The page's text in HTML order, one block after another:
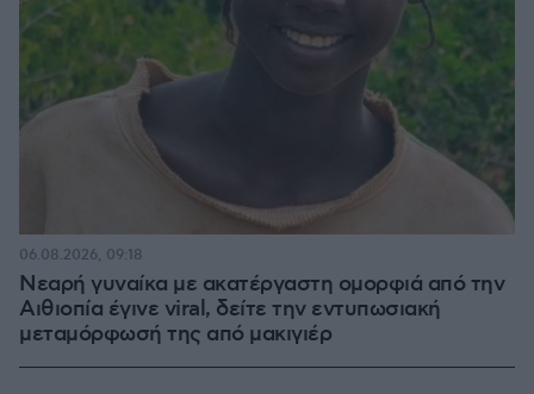
Νεαρή γυναίκα με ακατέργαστη ομορφιά από την
Αιθιοπία έγινε viral, δείτε την εντυπωσιακή
μεταμόρφωσή της από μακιγιέρ
06.08.2026, 09:18